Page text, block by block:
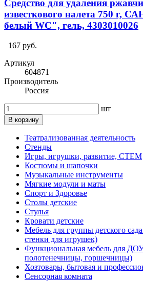
Средство для удаления
известкового налета 750 г,
белый WC", гель, 4303010026
167 руб.
Артикул
604871
Производитель
Россия
шт
В корзину
Театрализованная деятельность
Стенды
Игры, игрушки, развитие, СТЕМ
Костюмы и шапочки
Музыкальные инструменты
Мягкие модули и маты
Спорт и Здоровье
Столы детские
Стулья
Кровати детские
Мебель для группы детского
стенки для игрушек)
Функциональная мебель для
полотенечницы, горшечницы)
Хозтовары, бытовая и
Сенсорная комната